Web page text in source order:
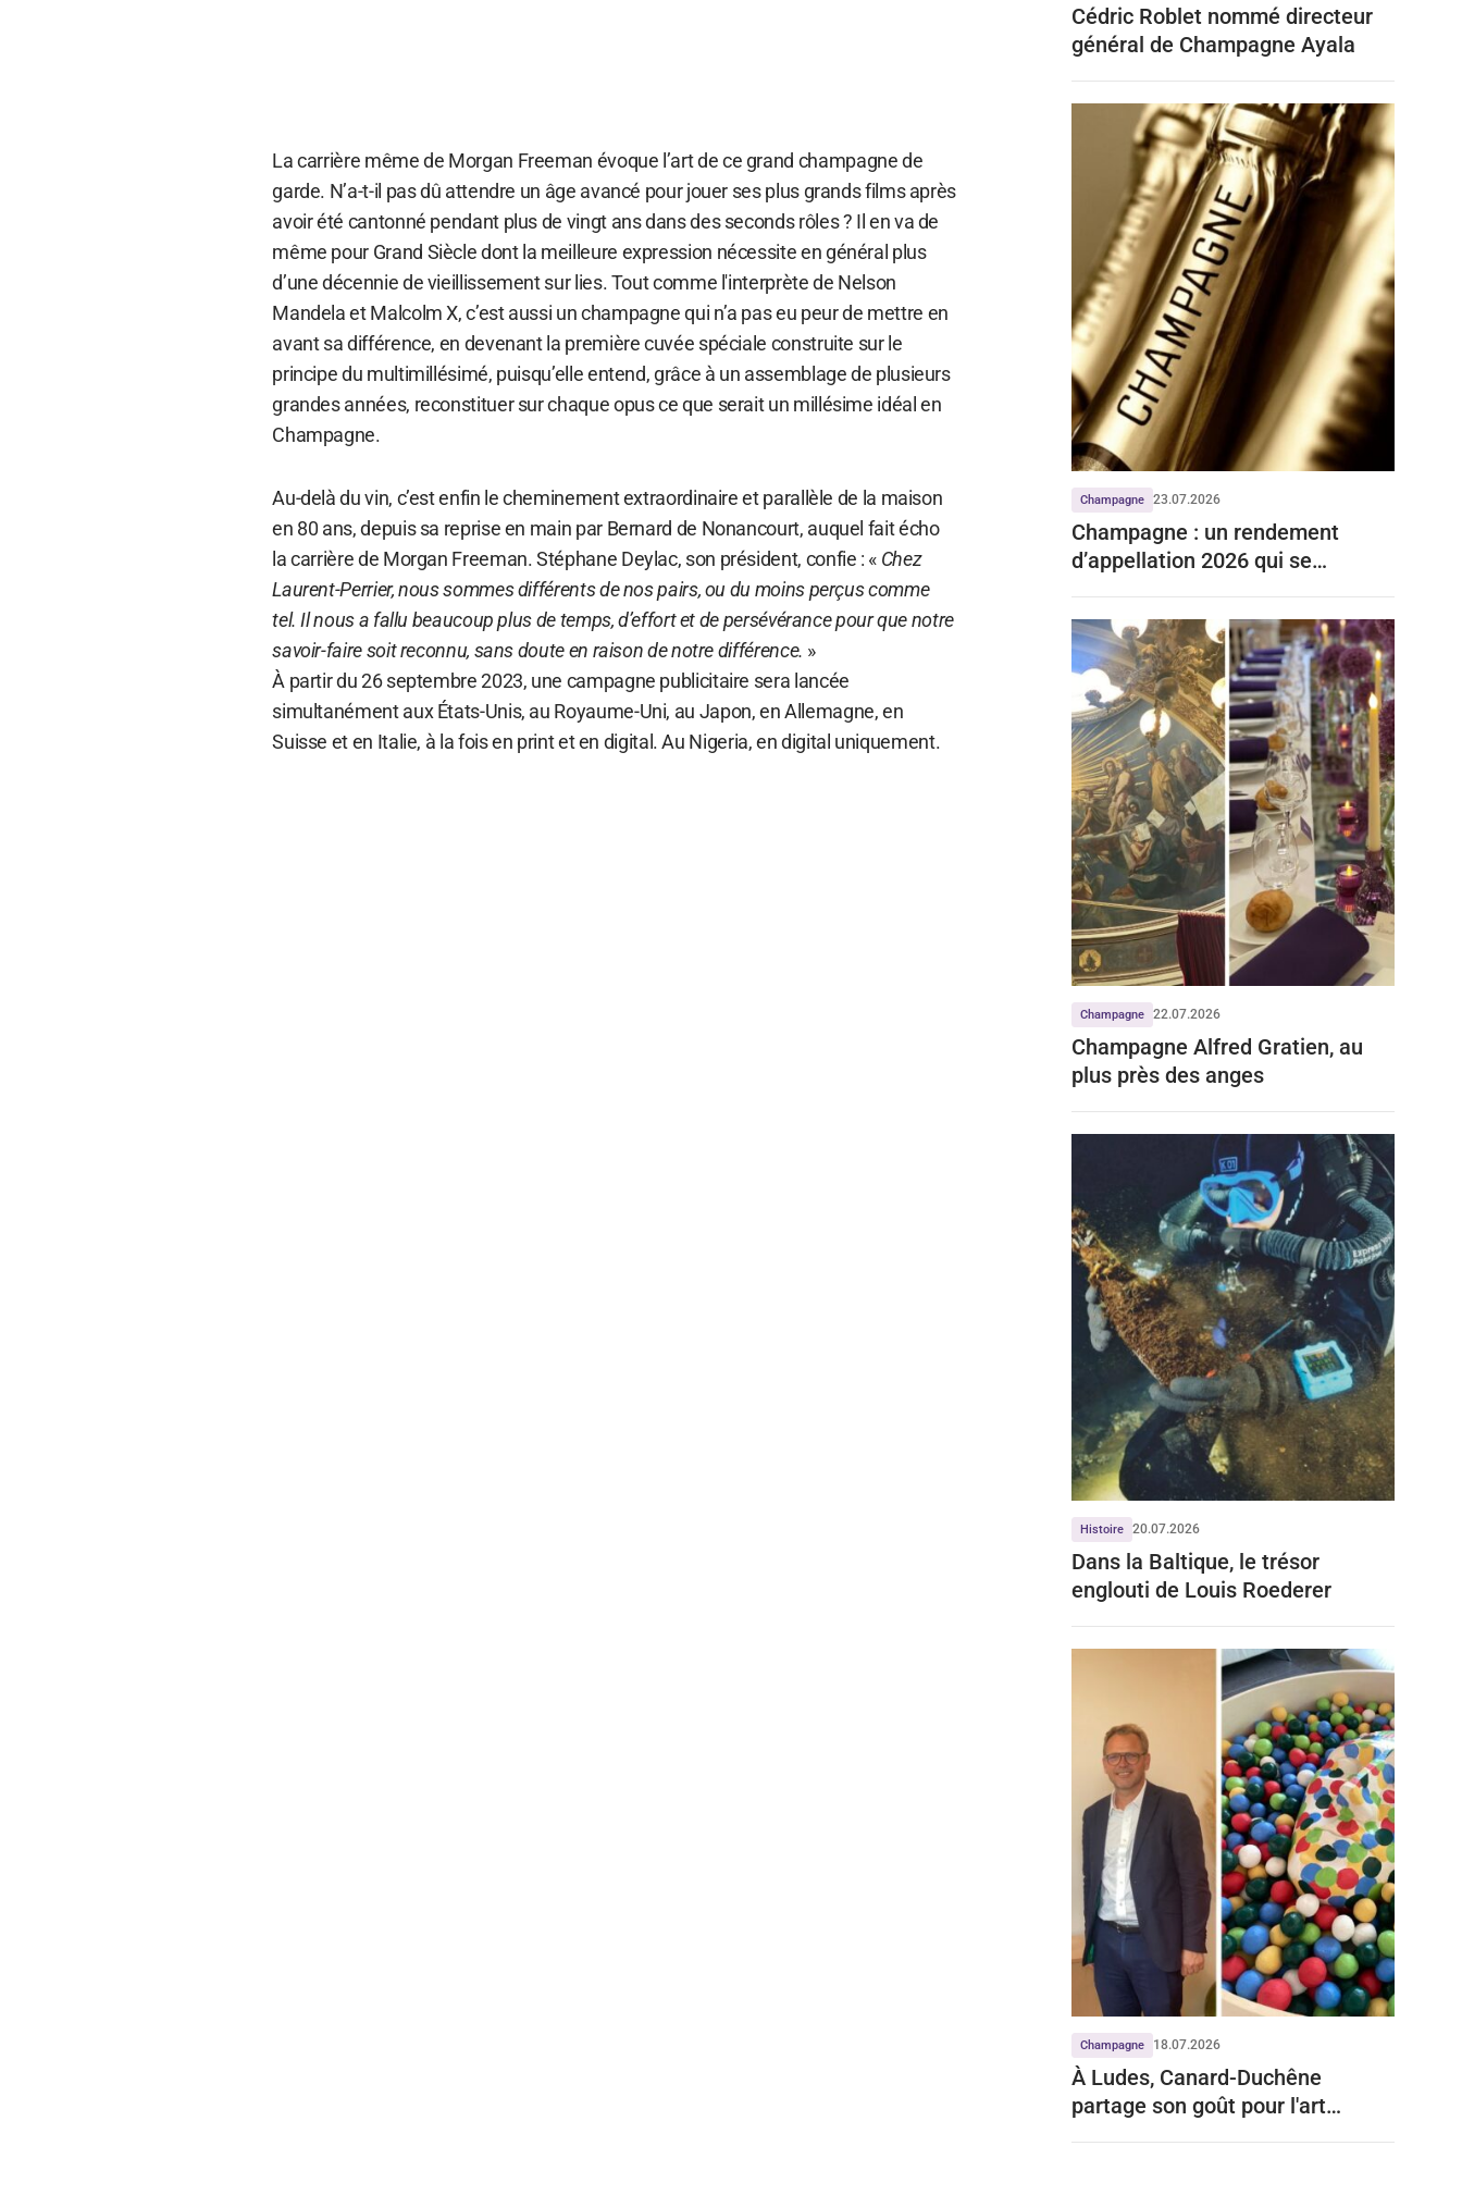
La carrière même de Morgan Freeman évoque l’art de ce grand champagne de
garde. N’a-t-il pas dû attendre un âge avancé pour jouer ses plus grands films après
avoir été cantonné pendant plus de vingt ans dans des seconds rôles ? Il en va de
même pour Grand Siècle dont la meilleure expression nécessite en général plus
d’une décennie de vieillissement sur lies. Tout comme l'interprète de Nelson
Mandela et Malcolm X, c’est aussi un champagne qui n’a pas eu peur de mettre en
avant sa différence, en devenant la première cuvée spéciale construite sur le
principe du multimillésimé, puisqu’elle entend, grâce à un assemblage de plusieurs
grandes années, reconstituer sur chaque opus ce que serait un millésime idéal en
Champagne.
Au-delà du vin, c’est enfin le cheminement extraordinaire et parallèle de la maison
en 80 ans, depuis sa reprise en main par Bernard de Nonancourt, auquel fait écho
la carrière de Morgan Freeman. Stéphane Deylac, son président, confie : « Chez
Laurent-Perrier, nous sommes différents de nos pairs, ou du moins perçus comme
tel. Il nous a fallu beaucoup plus de temps, d’effort et de persévérance pour que notre
savoir-faire soit reconnu, sans doute en raison de notre différence. »
À partir du 26 septembre 2023, une campagne publicitaire sera lancée
simultanément aux États-Unis, au Royaume-Uni, au Japon, en Allemagne, en
Suisse et en Italie, à la fois en print et en digital. Au Nigeria, en digital uniquement.
Cédric Roblet nommé directeur
général de Champagne Ayala
Champagne 23.07.2026
Champagne : un rendement
d’appellation 2026 qui se
Champagne 22.07.2026
Champagne Alfred Gratien, au
plus près des anges
Histoire 20.07.2026
Dans la Baltique, le trésor
englouti de Louis Roederer
Champagne 18.07.2026
À Ludes, Canard-Duchêne
partage son goût pour l'art